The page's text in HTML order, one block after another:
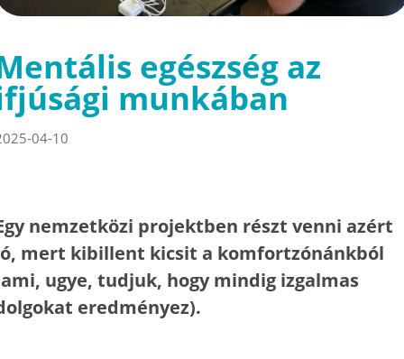
egészség az
munkában
04-10
nemzetközi projektben részt venni azért
mert kibillent kicsit a komfortzónánkból
ugye, tudjuk, hogy mindig izgalmas
eredményez).